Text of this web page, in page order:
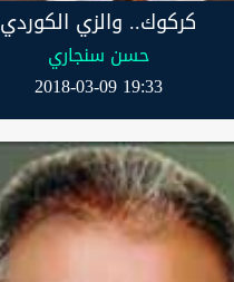
كركوك.. والزي الكوردي
حسن سنجاري
2018-03-09 19:33